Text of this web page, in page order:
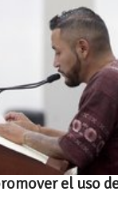
el uso